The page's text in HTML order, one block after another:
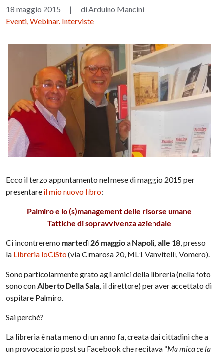
18 maggio 2015 |
di Arduino Mancini
Eventi, Webinar. Interviste
Ecco il terzo appuntamento nel mese di maggio 2015 per
presentare il mio nuovo libro:
Palmiro e lo (s)management delle risorse umane
Tattiche di sopravvivenza aziendale
Ci incontreremo martedì 26 maggioa Napoli, alle 18 , presso
la Libreria IoCiSto(via Cimarosa 20, ML1 Vanvitelli, Vomero).
Sono particolarmente grato agli amici della libreria (nella foto
sono con Alberto Della Sala, il direttore) per aver accettato di
ospitare Palmiro.
Sai perché?
La libreria è nata meno di un anno fa, creata dai cittadini che a
un provocatorio post su Facebook che recitava “Ma mica ce la